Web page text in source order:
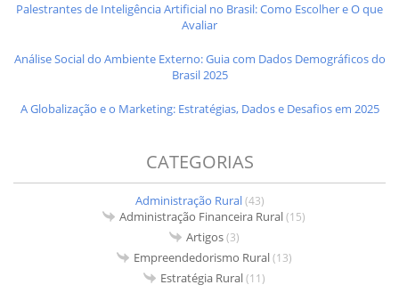
Palestrantes de Inteligência Artificial no Brasil: Como Escolher e O que
Avaliar
Análise Social do Ambiente Externo: Guia com Dados Demográficos do
Brasil 2025
A Globalização e o Marketing: Estratégias, Dados e Desafios em 2025
CATEGORIAS
Administração Rural(43)
Administração Financeira Rural(15)
Artigos(3)
Empreendedorismo Rural(13)
Estratégia Rural(11)